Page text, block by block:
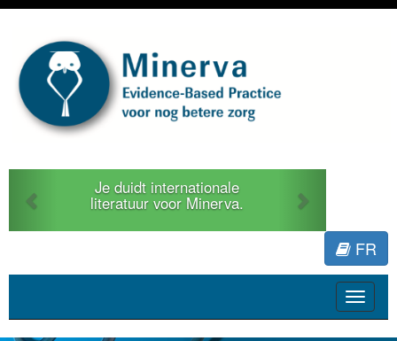
Je duidt internationale
literatuur voor Minerva.
Previous
FR
Toggle